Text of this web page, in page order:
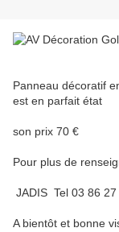
Panneau décoratif
est en parfait état
son prix 70 €
Pour plus de
JADIS Tel 03 86
A bientôt et bonne